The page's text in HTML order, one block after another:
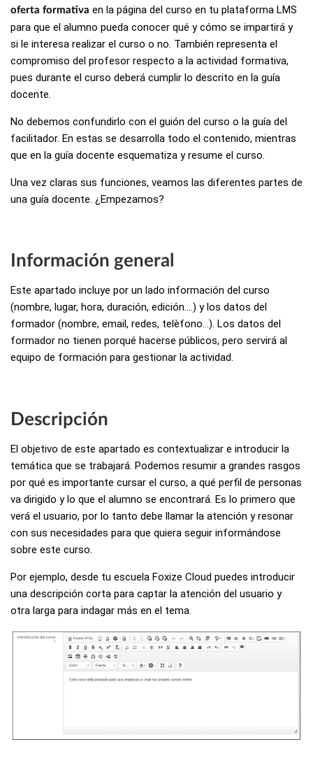
oferta formativa en la página del curso en tu plataforma LMS
para que el alumno pueda conocer qué y cómo se impartirá y
si le interesa realizar el curso o no. También representa el
compromiso del profesor respecto a la actividad formativa,
pues durante el curso deberá cumplir lo descrito en la guía
docente.
No debemos confundirlo con el guión del curso o la guía del
facilitador. En estas se desarrolla todo el contenido, mientras
que en la guía docente esquematiza y resume el curso.
Una vez claras sus funciones, veamos las diferentes partes de
una guía docente. ¿Empezamos?
Información general
Este apartado incluye por un lado información del curso
(nombre, lugar, hora, duración, edición….) y los datos del
formador (nombre, email, redes, telèfono…). Los datos del
formador no tienen porqué hacerse públicos, pero servirá al
equipo de formación para gestionar la actividad.
Descripción
El objetivo de este apartado es contextualizar e introducir la
temática que se trabajará. Podemos resumir a grandes rasgos
por qué es importante cursar el curso, a qué perfil de personas
va dirigido y lo que el alumno se encontrará. Es lo primero que
verá el usuario, por lo tanto debe llamar la atención y resonar
con sus necesidades para que quiera seguir informándose
sobre este curso.
Por ejemplo, desde tu escuela Foxize Cloud puedes introducir
una descripción corta para captar la atención del usuario y
otra larga para indagar más en el tema.